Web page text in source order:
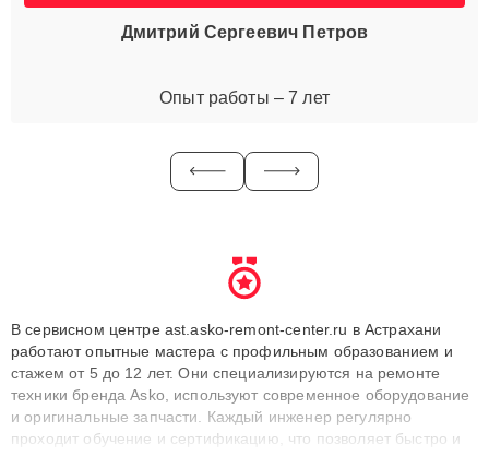
Дмитрий Сергеевич Петров
Опыт работы – 7 лет
В сервисном центре ast.asko-remont-center.ru в Астрахани
работают опытные мастера с профильным образованием и
стажем от 5 до 12 лет. Они специализируются на ремонте
техники бренда Asko, используют современное оборудование
и оригинальные запчасти. Каждый инженер регулярно
проходит обучение и сертификацию, что позволяет быстро и